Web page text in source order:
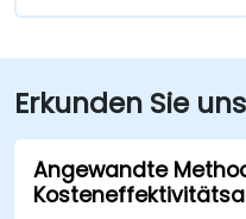
Erkunden Sie
Angewandte